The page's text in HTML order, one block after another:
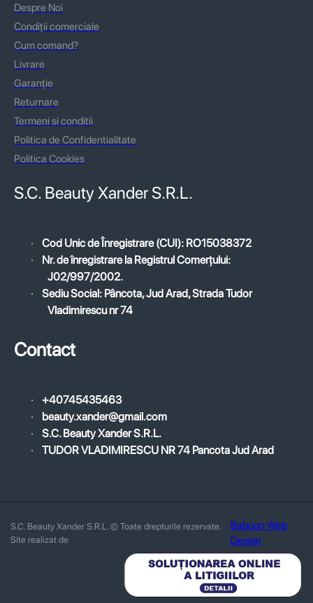
Despre Noi
Condiții comerciale
Cum comand?
Livrare
Garanție
Returnare
Termeni si conditii
Politica de Confidentialitate
Politica Cookies
S.C. Beauty Xander S.R.L.
·
Cod Unic de Înregistrare (CUI): RO15038372
·
Nr. de înregistrare la Registrul Comerțului:
J02/997/2002.
·
Sediu Social: Pâncota, Jud Arad, Strada Tudor
Vladimirescu nr 74
Contact
·
+40745435463
·
beauty.xander@gmail.com
·
S.C. Beauty Xander S.R.L.
·
TUDOR VLADIMIRESCU NR 74 Pancota Jud Arad
S.C. Beauty Xander S.R.L. © Toate drepturile rezervate.
Site realizat de
Baboon Web
Design